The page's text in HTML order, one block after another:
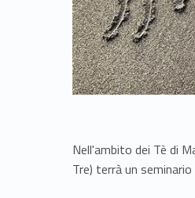
Nell'ambito dei Tè di
Tre) terrà un